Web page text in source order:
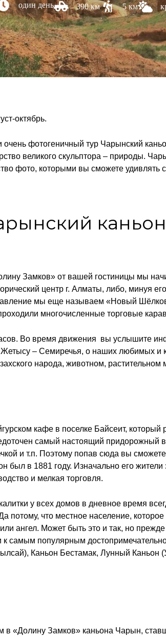
один день 390 км 5 км
октябрь.
фотогеничный тур Чарынский
великого скульптора – природы.
фото, которыми вы сможете удивлять
Замков» от вашей гостиницы мы
центр г. Алматы, либо, минуя
мы еще называем «Новый
многочисленные торговые
Во время движения вы услышите
– Семиречья, о наших любимых и
народа, животном, растительном
кафе в поселке Байсеит,
самый настоящий придорожный
и т.п. Поэтому попав сюда вы
был в 1881 году. Изначально его
и мелкая торговля.
у всех домов в дневное время
потому, что местное население,
ангел. Может быть это и так, но
к самым популярным
Каньон Бестамак, Лунный
в «Долину Замков» каньона Чарын,